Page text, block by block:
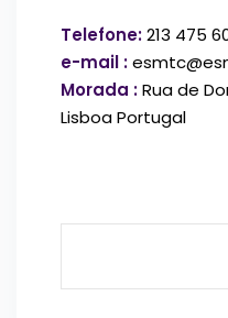
Telefone:213 475
e-mail :
Morada :Rua de
Lisboa Portugal